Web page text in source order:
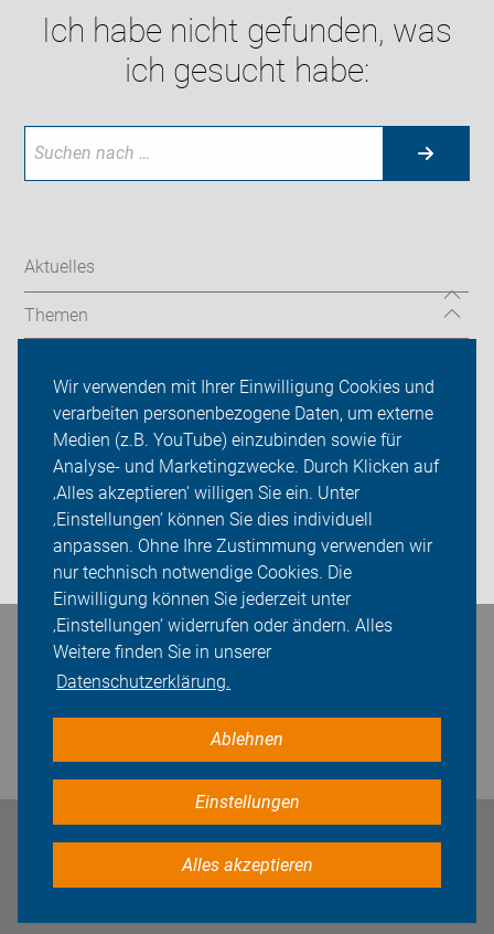
Wir verwenden mit Ihrer Einwilligung Cookies und
verarbeiten personenbezogene Daten, um externe
Medien (z.B. YouTube) einzubinden sowie für
Analyse- und Marketingzwecke. Durch Klicken auf
‚Alles akzeptieren‘ willigen Sie ein. Unter
‚Einstellungen‘ können Sie dies individuell
anpassen. Ohne Ihre Zustimmung verwenden wir
nur technisch notwendige Cookies. Die
Einwilligung können Sie jederzeit unter
‚Einstellungen‘ widerrufen oder ändern. Alles
Weitere finden Sie in unserer
Datenschutzerklärung.
Ablehnen
Einstellungen
Alles akzeptieren
Ich habe nicht gefunden, was
ich gesucht habe:
Aktuelles
Themen
Spenden
ADFC Leipzig
Sei dabei
Presse
Bleiben Sie in Kontakt
Impressum Datenschutz Cookie-Einstellungen